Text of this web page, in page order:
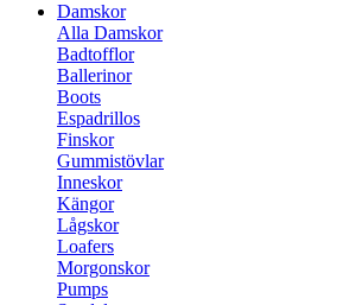
Damskor
Alla Damskor
Badtofflor
Ballerinor
Boots
Espadrillos
Finskor
Gummistövlar
Inneskor
Kängor
Lågskor
Loafers
Morgonskor
Pumps